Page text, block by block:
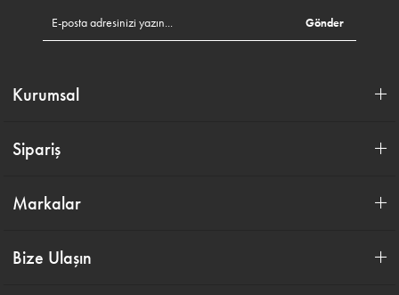
Gönder
Kurumsal
Sipariş
Markalar
Bize Ulaşın